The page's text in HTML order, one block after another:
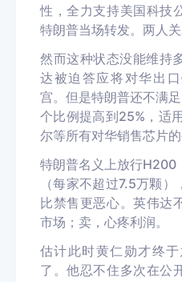
性，全力支持美国科技
特朗普当场转发。两人关
然而这种状态没能维持
达被迫答应将对华出
宫。但是特朗普还不满
个比例提高到25%，适
尔等所有对华销售芯片的
特朗普名义上放行H200
（每家不超过7.5万颗
比禁售更恶心。英伟达
市场；卖，心疼利润。
估计此时黄仁勋才终
了。他忍不住多次在公